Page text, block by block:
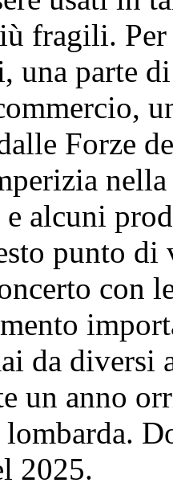
fragili.
una parte
Forze
e alcuni
punto
con
da diversi
un anno
2025.